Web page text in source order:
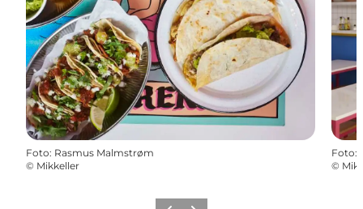
Foto: Rasmus Malmstrøm
© Mikkeller
Foto:
©